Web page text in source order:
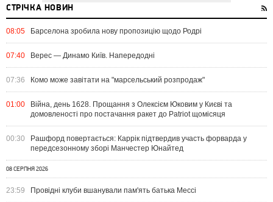
СТРІЧКА НОВИН
08:05 Барселона зробила нову пропозицію щодо Родрі
07:40 Верес — Динамо Київ. Напередодні
07:36 Комо може завітати на "марсельський розпродаж"
01:00
Війна, день 1628. Прощання з Олексієм Юковим у Києві та
домовленості про постачання ракет до Patriot щомісяця
00:30
Рашфорд повертається: Каррік підтвердив участь форварда у
передсезонному зборі Манчестер Юнайтед
08 СЕРПНЯ 2026
23:59 Провідні клуби вшанували пам'ять батька Мессі